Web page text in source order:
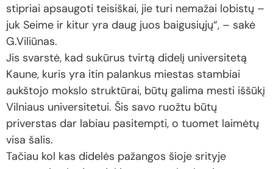
stipriai apsaugoti teisiškai, jie turi nemažai lobistų –
juk Seime ir kitur yra daug juos baigusiųjų“, – sakė
G.Viliūnas.
Jis svarstė, kad sukūrus tvirtą didelį universitetą
Kaune, kuris yra itin palankus miestas stambiai
aukštojo mokslo struktūrai, būtų galima mesti iššūkį
Vilniaus universitetui. Šis savo ruožtu būtų
priverstas dar labiau pasitempti, o tuomet laimėtų
visa šalis.
Tačiau kol kas didelės pažangos šioje srityje